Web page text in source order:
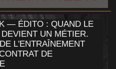
— ÉDITO : QUAND LE
UN MÉTIER.
L'ENTRAÎNEMENT
DE